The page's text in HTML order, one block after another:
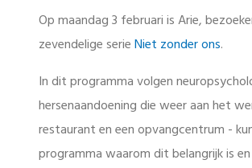
Op maandag 3 februari is Arie,
zevendelige serieNiet zonder ons.
In dit programma volgen
hersenaandoening die weer aan het
restaurant en een opvangcentrum -
programma waarom dit belangrijk is